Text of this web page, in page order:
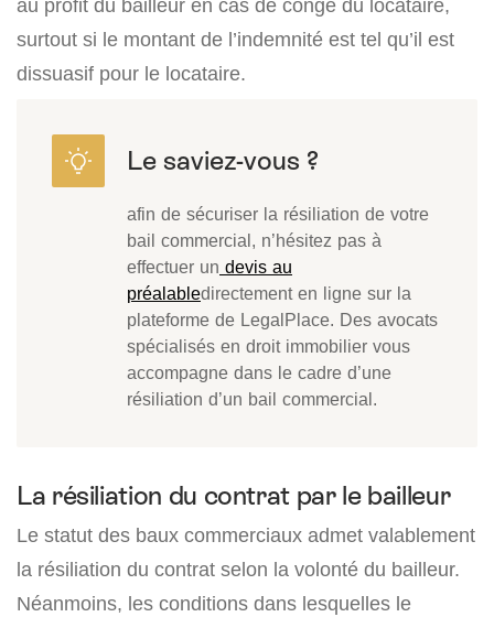
au profit du bailleur en cas de congé du locataire,
surtout si le montant de l’indemnité est tel qu’il est
dissuasif pour le locataire.
afin de sécuriser la résiliation de votre
bail commercial, n’hésitez pas à
effectuer un devis au
préalabledirectement en ligne sur la
plateforme de LegalPlace. Des avocats
spécialisés en droit immobilier vous
accompagne dans le cadre d’une
résiliation d’un bail commercial.
La résiliation du contrat par le bailleur
Le statut des baux commerciaux admet valablement
la résiliation du contrat selon la volonté du bailleur.
Néanmoins, les conditions dans lesquelles le